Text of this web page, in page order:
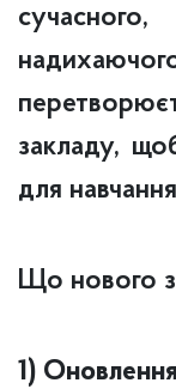
закладу,
для
Що нового
1)